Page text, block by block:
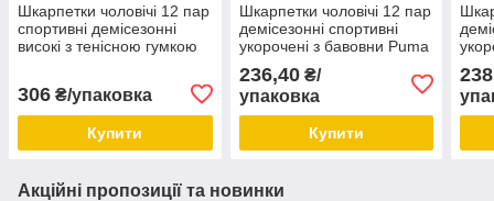
Шкарпетки чоловічі 12 пар
спортивні демісезонні
високі з тенісною гумкою
306 ₴/упаковка
Купити
Шкарпетки чоловічі 12 пар
демісезонні спортивні
укорочені з бавовни Puma
236,40₴/
упаковка
Купити
Акційні пропозиції та новинки